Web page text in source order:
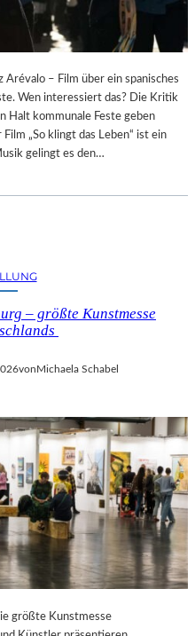
Arévalo – Film über ein spanisches
Wen interessiert das? Die Kritik
Halt kommunale Feste geben
„So klingt das Leben“ ist ein
gelingt es den…
– größte Kunstmesse
vonMichaela Schabel
größte Kunstmesse